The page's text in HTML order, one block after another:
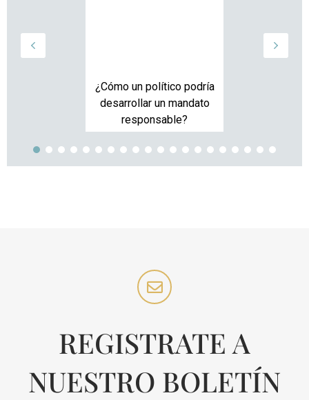
¿Cómo un político podría
desarrollar un mandato
responsable?
REGISTRATE A
NUESTRO BOLETÍN